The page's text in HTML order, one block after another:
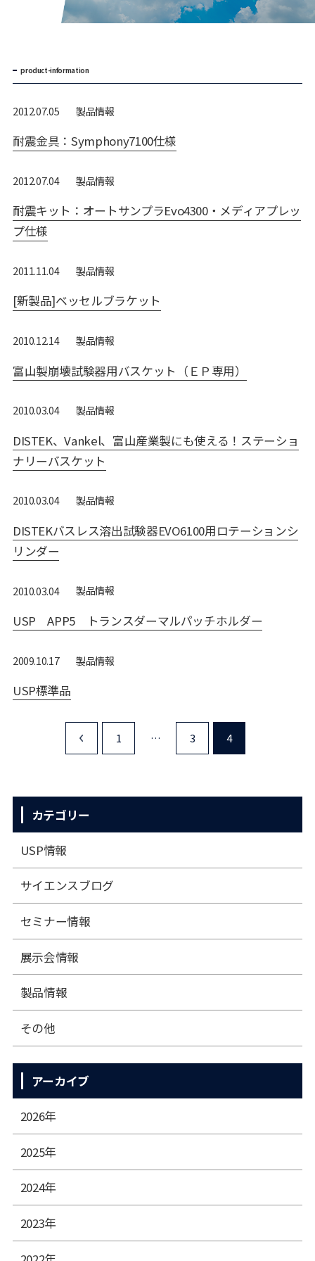
product-information
2012.07.05 製品情報
耐震金具：Symphony7100仕様
2012.07.04 製品情報
耐震キット：オートサンプラEvo4300・メディアプレッ
プ仕様
2011.11.04 製品情報
[新製品]ベッセルブラケット
2010.12.14 製品情報
富山製崩壊試験器用バスケット（ＥＰ専用）
2010.03.04 製品情報
DISTEK、Vankel、富山産業製にも使える！ステーショ
ナリーバスケット
2010.03.04 製品情報
DISTEKバスレス溶出試験器EVO6100用ロテーションシ
リンダー
2010.03.04 製品情報
USP APP5 トランスダーマルパッチホルダー
2009.10.17 製品情報
USP標準品
1 … 3 4
カテゴリー
USP情報
サイエンスブログ
セミナー情報
展⽰会情報
製品情報
その他
アーカイブ
2026年
2025年
2024年
2023年